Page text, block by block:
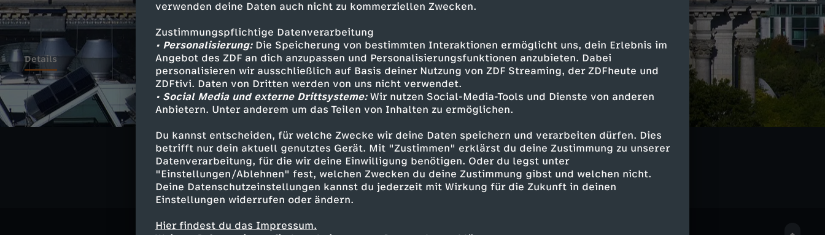
verwenden deine Daten auch nicht zu kommerziellen Zwecken.
Zustimmungspflichtige Datenverarbeitung
• Personalisierung:Die Speicherung von bestimmten Interaktionen ermöglicht uns, dein Erlebnis im
Angebot des ZDF an dich anzupassen und Personalisierungsfunktionen anzubieten. Dabei
personalisieren wir ausschließlich auf Basis deiner Nutzung von ZDF Streaming, der ZDFheute und
ZDFtivi. Daten von Dritten werden von uns nicht verwendet.
• Social Media und externe Drittsysteme:Wir nutzen Social-Media-Tools und Dienste von anderen
Anbietern. Unter anderem um das Teilen von Inhalten zu ermöglichen.
Du kannst entscheiden, für welche Zwecke wir deine Daten speichern und verarbeiten dürfen. Dies
betrifft nur dein aktuell genutztes Gerät. Mit "Zustimmen" erklärst du deine Zustimmung zu unserer
Datenverarbeitung, für die wir deine Einwilligung benötigen. Oder du legst unter
"Einstellungen/Ablehnen" fest, welchen Zwecken du deine Zustimmung gibst und welchen nicht.
Deine Datenschutzeinstellungen kannst du jederzeit mit Wirkung für die Zukunft in deinen
Einstellungen widerrufen oder ändern.
Hier findest du das Impressum.
Details
Ähnliche Inhalte entdecken
Politik Magazin informativ phoenix tagesgespräch